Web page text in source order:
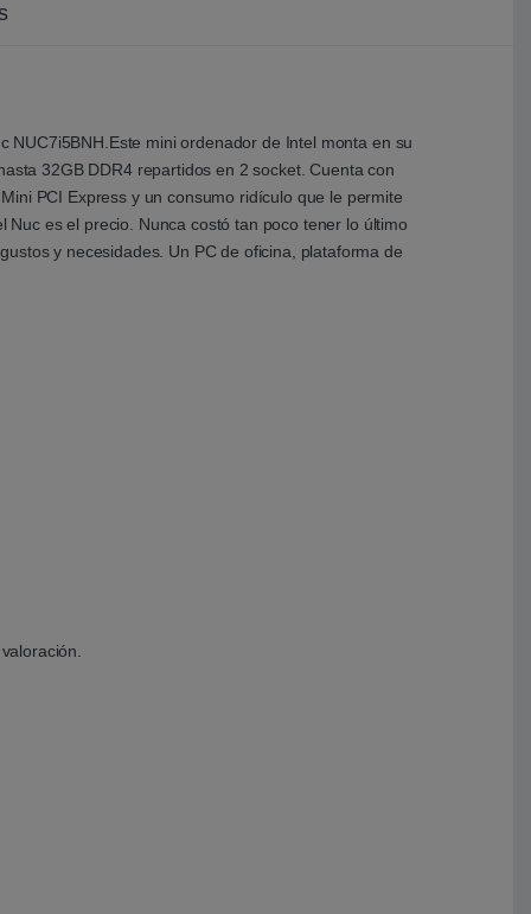
mini ordenador de Intel monta en su
32GB DDR4 repartidos en 2 socket. Cuenta con
PCI Express y un consumo ridículo que le permite
es el precio. Nunca costó tan poco tener lo último
y necesidades. Un PC de oficina, plataforma de